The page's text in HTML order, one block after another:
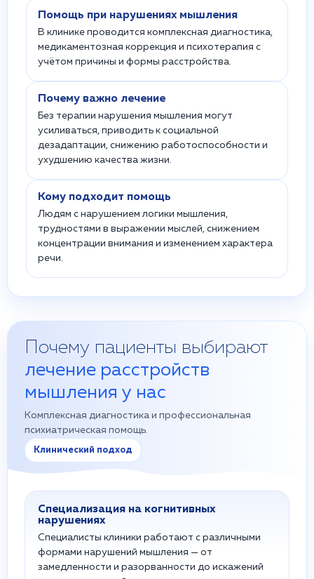
Помощь при нарушениях мышления
В клинике проводится комплексная диагностика,
медикаментозная коррекция и психотерапия с
учётом причины и формы расстройства.
Почему важно лечение
Без терапии нарушения мышления могут
усиливаться, приводить к социальной
дезадаптации, снижению работоспособности и
ухудшению качества жизни.
Кому подходит помощь
Людям с нарушением логики мышления,
трудностями в выражении мыслей, снижением
концентрации внимания и изменением характера
речи.
Почему пациенты выбирают
лечение расстройств
мышления у нас
Комплексная диагностика и профессиональная
психиатрическая помощь.
Клинический подход
Специализация на когнитивных
нарушениях
Специалисты клиники работают с различными
формами нарушений мышления — от
замедленности и разорванности до искажений